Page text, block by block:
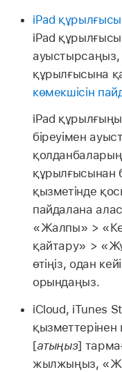
iPad
iPad
ауыстырсаңыз,
құрылғысына
көмекшісін
iPad
біреуімен
құрылғысынан
қызметінде
пайдалана
«Жалпы» >
қайтару» >
өтіңіз, одан
орындаңыз.
iCloud, iTunes
[атыңыз]
жылжыңыз,